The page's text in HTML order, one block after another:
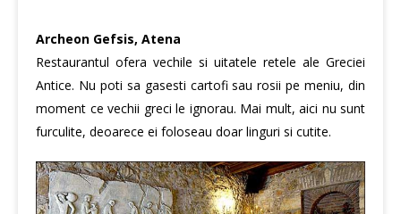
Archeon Gefsis, Atena
Restaurantul ofera vechile si uitatele retele ale Greciei
Antice. Nu poti sa gasesti cartofi sau rosii pe meniu, din
moment ce vechii greci le ignorau. Mai mult, aici nu sunt
furculite, deoarece ei foloseau doar linguri si cutite.